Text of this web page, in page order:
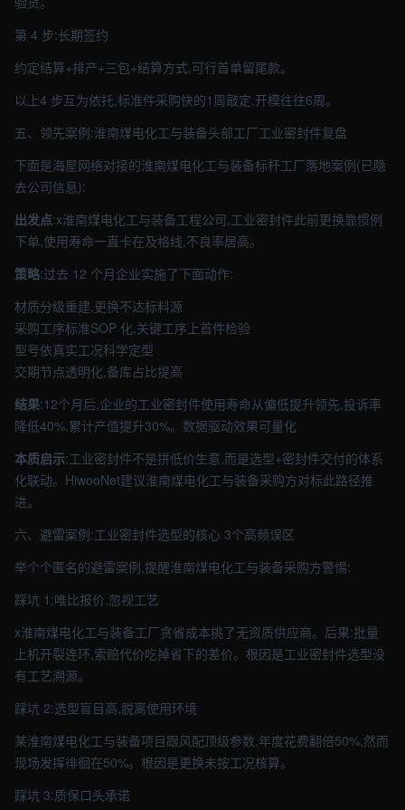
第 4 步:长期签约
约定结算+排产+三包+结算方式,可行首单留尾款。
以上4 步互为依托,标准件采购快的1周敲定,开模往往6周。
五、领先案例:淮南煤电化工与装备头部工厂工业密封件复盘
下面是海屋网络对接的淮南煤电化工与装备标杆工厂落地案例(已隐
去公司信息):
出发点:x淮南煤电化工与装备工程公司,工业密封件此前更换靠惯例
下单,使用寿命一直卡在及格线,不良率居高。
策略:过去 12 个月企业实施了下面动作:
材质分级重建,更换不达标料源
采购工序标准SOP 化,关键工序上首件检验
型号依真实工况科学定型
交期节点透明化,备库占比提高
结果:12个月后,企业的工业密封件使用寿命从偏低提升领先,投诉率
降低40%,累计产值提升30%。数据驱动效果可量化
本质启示:工业密封件不是拼低价生意,而是选型+密封件交付的体系
化联动。HiwooNet建议淮南煤电化工与装备采购方对标此路径推
进。
六、避雷案例:工业密封件选型的核心 3个高频误区
举个个匿名的避雷案例,提醒淮南煤电化工与装备采购方警惕:
踩坑 1:唯比报价,忽视工艺
x淮南煤电化工与装备工厂贪省成本挑了无资质供应商。后果:批量
上机开裂连环,索赔代价吃掉省下的差价。根因是工业密封件选型没
有工艺溯源。
踩坑 2:选型盲目高,脱离使用环境
某淮南煤电化工与装备项目跟风配顶级参数,年度花费翻倍50%,然而
现场发挥徘徊在50%。根因是更换未按工况核算。
踩坑 3:质保口头承诺